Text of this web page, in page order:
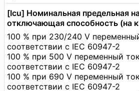
[Icu] Номинальная предельная
отключающая способность (на
100 % при 230/240 V
соответствии с IEC 60947-2
100 % при 500 V переменный
соответствии с IEC 60947-2
100 % при 690 V переменный
соответствии с IEC 60947-2